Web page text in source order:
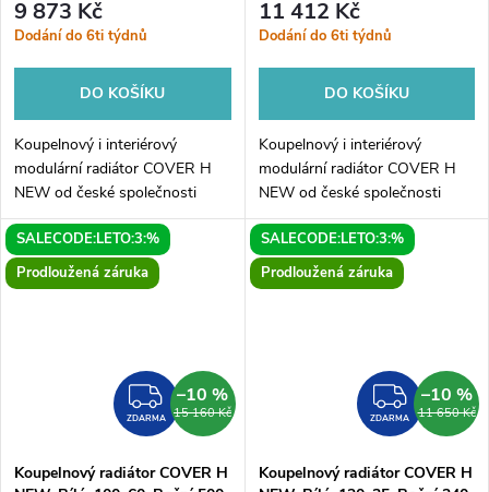
9 873 Kč
Dodání do 6ti týdnů
DO KOŠÍKU
Koupelnový i interiérový
modulární radiátor COVER H
NEW od české společnosti
HOPA. Elegantní radiátor je
dostupný v mnoha variantách.
COVER H NEW je originální
radiátor...
11 412 Kč
Dodání do 6ti týdnů
DO KOŠÍKU
Koupelnový i interiérový
modulární radiátor COVER H
NEW od české společnosti
HOPA. Elegantní radiátor je
dostupný v mnoha variantách.
COVER H NEW je originální
radiátor...
SALECODE:LETO:3:%
Prodloužená záruka
ZDARMA
ZDARMA 15 160 Kč
–10 %
Koupelnový radiátor COVER H
SALECODE:LETO:3:%
Prodloužená záruka
ZDARMA 11 650 Kč
–10 %
Koupelnový radiátor COVER H